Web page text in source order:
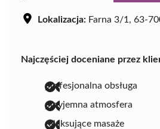
Lokalizacja: Farna 3/1, 63-
Najczęściej doceniane przez
profesjonalna obsługa
przyjemna atmosfera
relaksujące masaże